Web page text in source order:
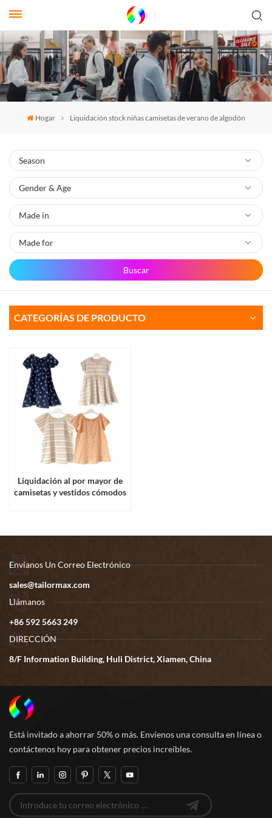
Hogar Liquidación stock niñas camisetas de verano de algodón
Buscar
CATEGORÍAS DE PRODUCTO
Liquidación al por mayor de
camisetas y vestidos cómodos
Envíanos Un Correo Electrónico
sales@tailormax.com
Llámanos
+86 592 5663 249
DIRECCIÓN
8/F Information Building, Huli District, Xiamen, China
Está invitado a ahorrar 50% o más. Envíenos una consulta en línea o
contáctenos hoy para obtener precios increíbles.